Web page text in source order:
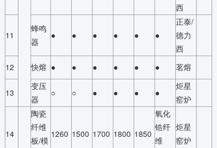
西
11
蜂鸣
器
● ● ● ● ● ●
正泰/
德力
西
12
快熔 ● ● ● ● ● ● 茗熔
13
变压
器
○ ○ ● ● ● ●
炬星
窑炉
14
陶瓷
纤维
板/模
1260 1500 1700 1800 1850
氧化
锆纤
维
炬星
窑炉